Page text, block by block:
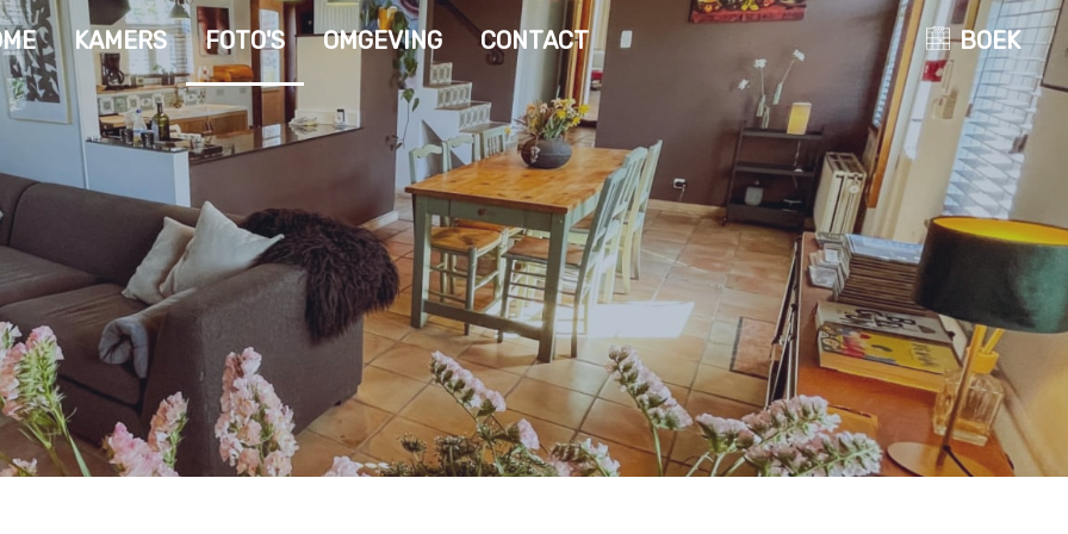
KAMERS FOTO'S OMGEVING CONTACT BOEK